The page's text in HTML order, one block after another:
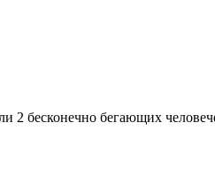
2 бесконечно бегающих